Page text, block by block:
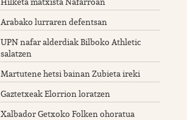
Arabako lurraren defentsan
UPN nafar alderdiak Bilboko Athletic
salatzen
Martutene hetsi bainan Zubieta ireki
Gaztetxeak Elorrion loratzen
Xalbador Getxoko Folken ohoratua